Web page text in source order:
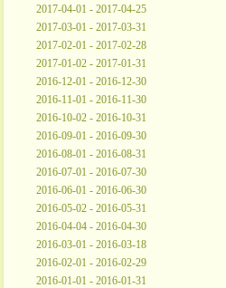
2017-04-01 - 2017-04-25
2017-03-01 - 2017-03-31
2017-02-01 - 2017-02-28
2017-01-02 - 2017-01-31
2016-12-01 - 2016-12-30
2016-11-01 - 2016-11-30
2016-10-02 - 2016-10-31
2016-09-01 - 2016-09-30
2016-08-01 - 2016-08-31
2016-07-01 - 2016-07-30
2016-06-01 - 2016-06-30
2016-05-02 - 2016-05-31
2016-04-04 - 2016-04-30
2016-03-01 - 2016-03-18
2016-02-01 - 2016-02-29
2016-01-01 - 2016-01-31